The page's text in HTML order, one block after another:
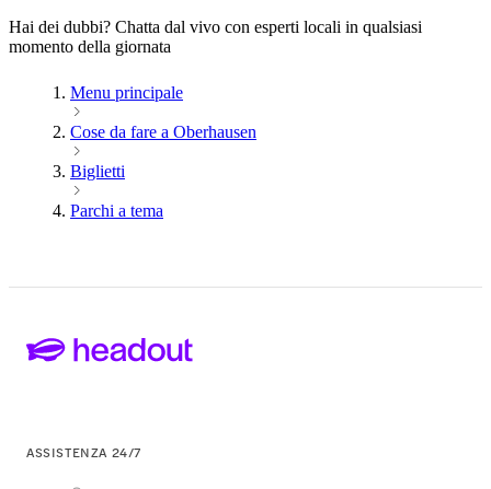
Hai dei dubbi? Chatta dal vivo con esperti locali in qualsiasi
momento della giornata
Menu principale
Cose da fare a Oberhausen
Biglietti
Parchi a tema
ASSISTENZA 24/7